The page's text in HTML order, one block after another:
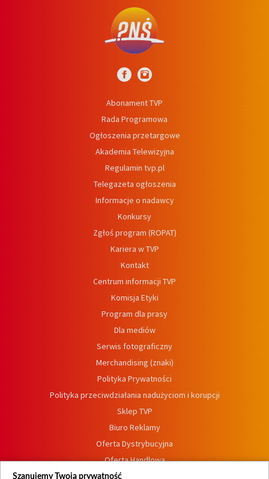
Abonament TVP
Rada Programowa
Ogłoszenia przetargowe
Akademia Telewizyjna
Regulamin tvp.pl
Telegazeta ogłoszenia
Informacje o nadawcy
Konkursy
Zgłoś program (ROPAT)
Kariera w TVP
Kontakt
Centrum informacji TVP
Komisja Etyki
Program dla prasy
Dla mediów
Serwis fotograficzny
Merchandising (znaki)
Polityka Prywatności
Polityka przeciwdziałania nadużyciom i korupcji
Sklep TVP
Biuro Reklamy
Oferta Dystrybucyjna
Oferta Handlowa
Dostępność
Szanujemy Twoją prywatność